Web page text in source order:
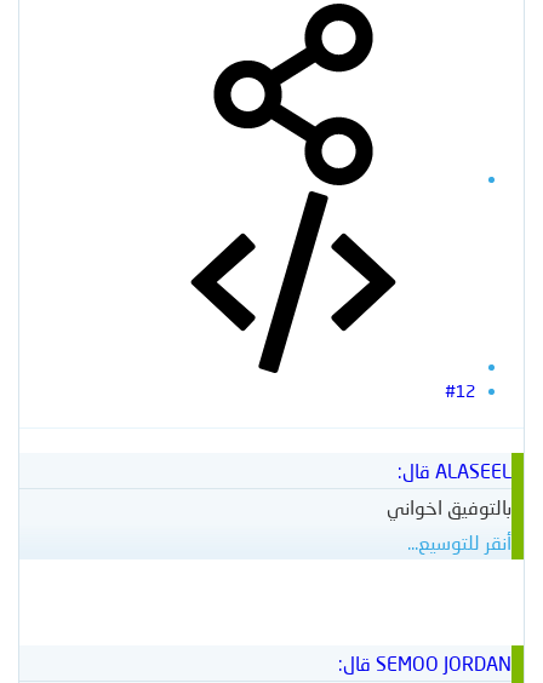
#12
ALASEEL قال:
بالتوفيق اخواني
أنقر للتوسيع...
SEMOO JORDAN قال: